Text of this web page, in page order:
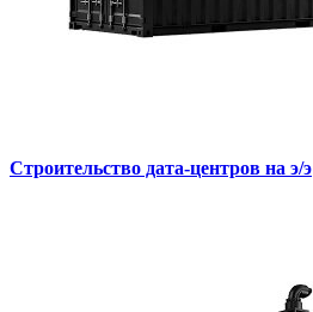
Строительство дата-центров на э/э